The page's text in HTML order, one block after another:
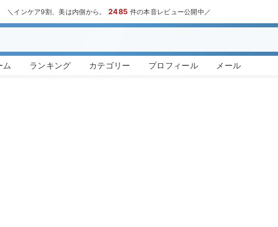
＼インケア9割、美は内側から。2485 件の本音レビュー公開中／
ム ランキング カテゴリー プロフィール メール